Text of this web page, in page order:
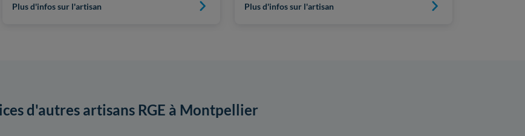
Plus d'infos sur l'artisan Plus d'infos sur l'artisan
d'autres artisans RGE à Montpellier